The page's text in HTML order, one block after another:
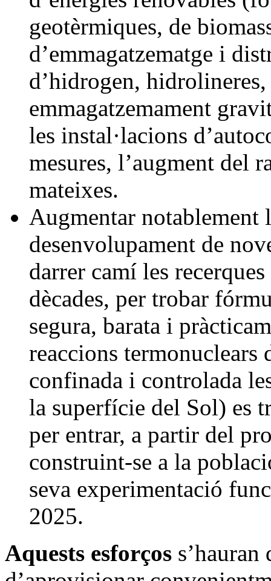
geotèrmiques, de
d’emmagatzematge i
d’hidrogen,
emmagatzemament
les instal·lacions
mesures, l’augment del
mateixes.
Augmentar notablement
desenvolupament de
darrer camí les
dècades, per trobar
segura, barata i
reaccions
confinada i controlada
la superfície del Sol) es
per entrar, a partir del
construint-se a la
seva experimentació
2025.
Aquests esforços s’hauran